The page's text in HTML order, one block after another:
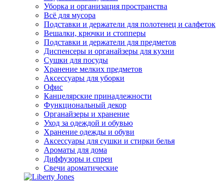
Уборка и организация пространства
Всё для мусора
Подставки и держатели для полотенец и салфеток
Вешалки, крючки и стопперы
Подставки и держатели для предметов
Диспенсеры и органайзеры для кухни
Сушки для посуды
Хранение мелких предметов
Аксессуары для уборки
Офис
Канцелярские принадлежности
Функциональный декор
Органайзеры и хранение
Уход за одеждой и обувью
Хранение одежды и обуви
Аксессуары для сушки и стирки белья
Ароматы для дома
Диффузоры и спреи
Свечи ароматические